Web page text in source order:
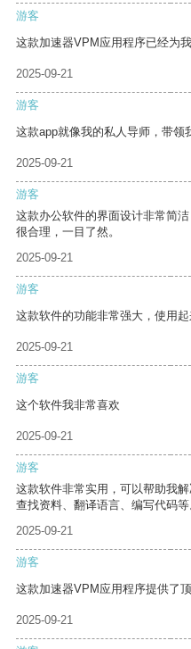
游客
这款加速器VPM应用程序已经为
2025-09-21
游客
这款app就像我的私人导师，带领
2025-09-21
游客
这款办公软件的界面设计非常简
很合理，一目了然。
2025-09-21
游客
这款软件的功能非常强大，使用起
2025-09-21
游客
这个软件我非常喜欢
2025-09-21
游客
这款软件非常实用，可以帮助我
查找资料、翻译语言、编写代码等
2025-09-21
游客
这款加速器VPM应用程序提供了
2025-09-21